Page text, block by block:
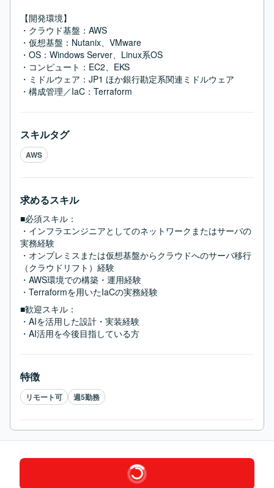
【開発環境】
・クラウド基盤：AWS
・仮想基盤：Nutanix、VMware
・OS：Windows Server、Linux系OS
・コンピュート：EC2、EKS
・ミドルウェア：JP1 ほか銀行勘定系関連ミドルウェア
・構成管理／IaC：Terraform
スキルタグ
AWS
求めるスキル
■必須スキル：
・インフラエンジニアとしてのネットワークまたはサーバの
実務経験
・オンプレミスまたは仮想基盤からクラウドへのサーバ移行
（クラウドリフト）経験
・AWS環境での構築・運用経験
・Terraformを用いたIaCの実務経験
■歓迎スキル：
・AIを活用した設計・実装経験
・AI活用を今後目指している方
特徴
リモート可 週5勤務